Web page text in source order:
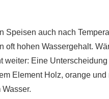
Speisen auch nach
oft hohen Wassergehalt.
weiter: Eine
Element Holz, orange